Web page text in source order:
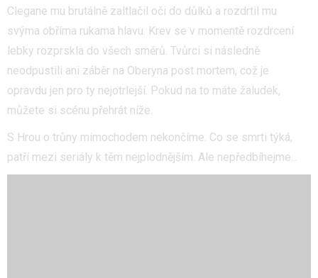
Clegane mu brutálně zaltlačil oči do důlků a rozdrtil mu
svýma obříma rukama hlavu. Krev se v momentě rozdrcení
lebky rozprskla do všech směrů. Tvůrci si následně
neodpustili ani záběr na Oberyna post mortem, což je
opravdu jen pro ty nejotrlejší. Pokud na to máte žaludek,
můžete si scénu přehrát níže.
S Hrou o trůny mimochodem nekončíme. Co se smrti týká,
patří mezi seriály k těm nejplodnějším. Ale nepředbíhejme...